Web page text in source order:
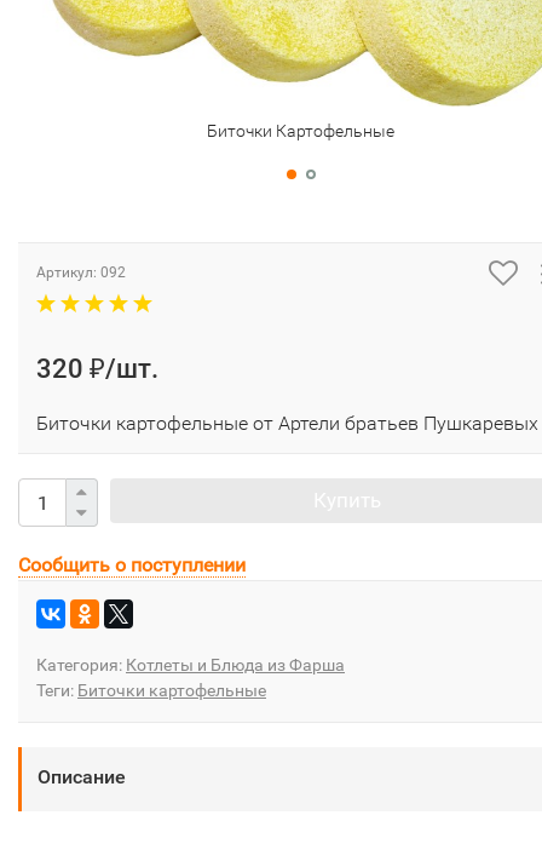
Биточки Картофельные
Артикул: 092
320 ₽/шт.
Биточки картофельные от Артели братьев Пушкаревых
Сообщить о поступлении
Категория: Котлеты и Блюда из Фарша
Теги: Биточки картофельные
Описание